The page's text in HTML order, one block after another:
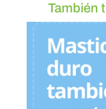
También